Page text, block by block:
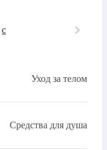
c
Уход за телом
Средства для душа